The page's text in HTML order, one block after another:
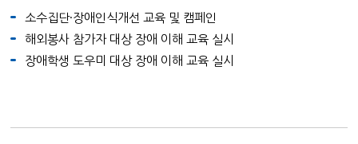
소수집단·장애인식개선 교육 및 캠페인
해외봉사 참가자 대상 장애 이해 교육 실시
장애학생 도우미 대상 장애 이해 교육 실시